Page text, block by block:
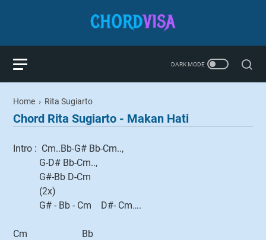
Home › Rita Sugiarto
Chord Rita Sugiarto - Makan Hati
Intro : Cm..Bb-G# Bb-Cm..,
G-D# Bb-Cm..,
G#-Bb D-Cm
(2x)
G# - Bb - Cm D#- Cm….
Cm Bb